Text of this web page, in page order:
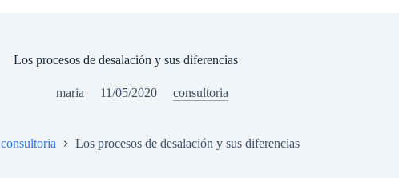
Los procesos de desalación y sus diferencias
maria 11/05/2020 consultoria
consultoria Los procesos de desalación y sus diferencias